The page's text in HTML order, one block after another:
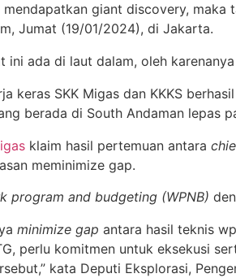
giant discovery,
Jumat (19/01/2024), di Jakarta.
ini ada di laut dalam, oleh
keras SKK Migas dan KKKS
berada di South Andaman lepas
klaim hasil pertemuan antara
meminimize gap.
program and budgeting (WPNB)
minimize gap antara hasil teknis
perlu komitmen untuk eksekusi
kata Deputi Eksplorasi,